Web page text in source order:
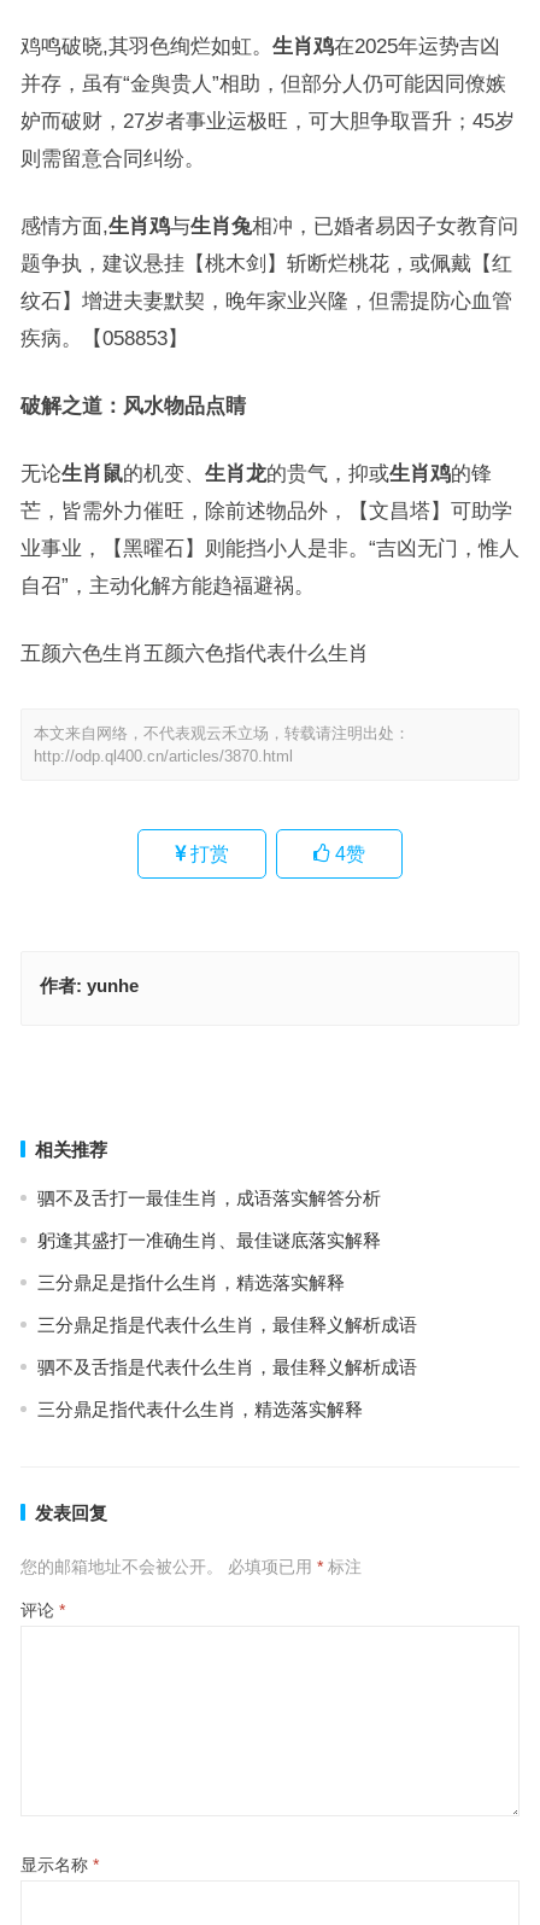
鸡鸣破晓,其羽色绚烂如虹。 生肖鸡在2025年运势吉凶
并存，虽有“金舆贵人”相助，但部分人仍可能因同僚嫉
妒而破财，27岁者事业运极旺，可大胆争取晋升；45岁
则需留意合同纠纷。
感情方面,生肖鸡与生肖兔相冲，已婚者易因子女教育问
题争执，建议悬挂【桃木剑】斩断烂桃花，或佩戴【红
纹石】增进夫妻默契，晚年家业兴隆，但需提防心血管
疾病。【058853】
破解之道：风水物品点睛
无论生肖鼠的机变、 生肖龙的贵气，抑或生肖鸡的锋
芒，皆需外力催旺，除前述物品外，【文昌塔】可助学
业事业，【黑曜石】则能挡小人是非。“吉凶无门，惟人
自召”，主动化解方能趋福避祸。
五颜六色生肖五颜六色指代表什么生肖
本文来自网络，不代表观云禾立场，转载请注明出处：
http://odp.ql400.cn/articles/3870.html
打赏 4赞
作者: yunhe
相关推荐
驷不及舌打一最佳生肖，成语落实解答分析
躬逢其盛打一准确生肖、最佳谜底落实解释
三分鼎足是指什么生肖，精选落实解释
三分鼎足指是代表什么生肖，最佳释义解析成语
驷不及舌指是代表什么生肖，最佳释义解析成语
三分鼎足指代表什么生肖，精选落实解释
发表回复
您的邮箱地址不会被公开。 必填项已用 *标注
评论 *
显示名称 *